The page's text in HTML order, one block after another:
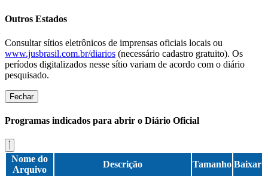
Outros Estados
Consultar sítios eletrônicos de imprensas oficiais locais ou
www.jusbrasil.com.br/diarios (necessário cadastro gratuito). Os
períodos digitalizados nesse sítio variam de acordo com o diário
pesquisado.
Fechar
Programas indicados para abrir o Diário Oficial
Nome do
Arquivo
Descrição Tamanho Baixar